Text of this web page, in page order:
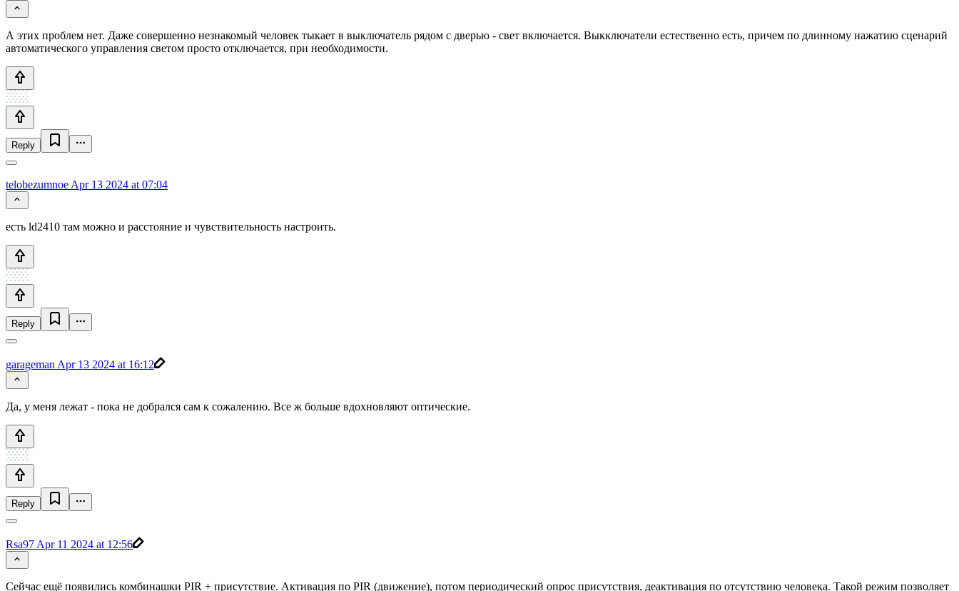
А этих проблем нет. Даже совершенно незнакомый человек тыкает в выключатель рядом с дверью - свет включается. Выкключатели естественно есть, причем по длинному нажатию сценарий
автоматического управления светом просто отключается, при необходимости.
Reply
telobezumnoe Apr 13 2024 at 07:04
есть ld2410 там можно и расстояние и чувствительность настроить.
Reply
garageman Apr 13 2024 at 16:12
Да, у меня лежат - пока не добрался сам к сожалению. Все ж больше вдохновляют оптические.
Reply
Rsa97 Apr 11 2024 at 12:56
Сейчас ещё появились комбинашки PIR + присутствие. Активация по PIR (движение), потом периодический опрос присутствия, деактивация по отсутствию человека. Такой режим позволяет